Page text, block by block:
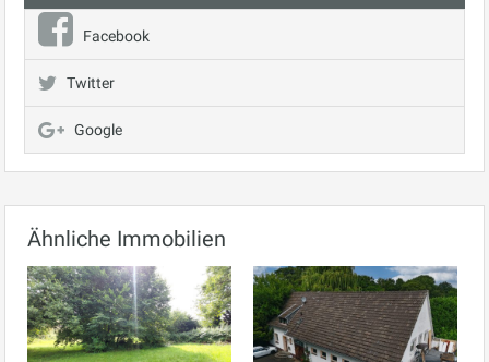
Facebook
Twitter
Google
Ähnliche Immobilien